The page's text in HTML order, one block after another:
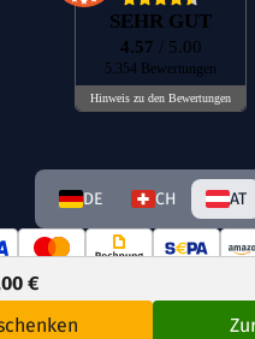
€
SEHR GUT
4.57 / 5.00
5.354 Bewertungen
Hinweis zu den Bewertungen
DE CH AT
Travel GmbH 2026 Alle